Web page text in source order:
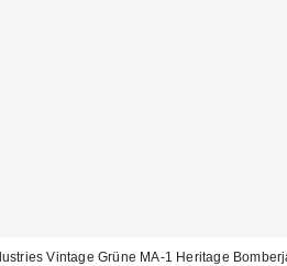
Vintage Grüne MA-1 Heritage